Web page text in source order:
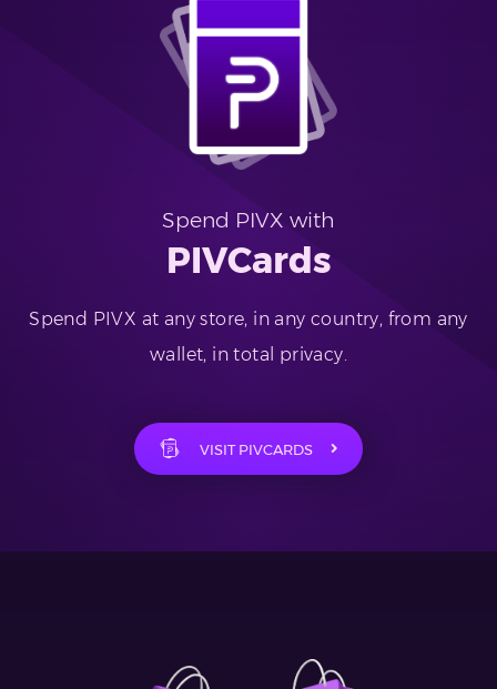
Spend PIVX with
PIVCards
Spend PIVX at any store, in any country, from any
wallet, in total privacy.
VISIT PIVCARDS